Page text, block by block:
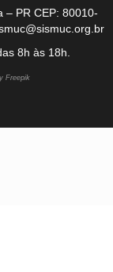
– PR CEP: 80010-
8h às 18h.
Freepik